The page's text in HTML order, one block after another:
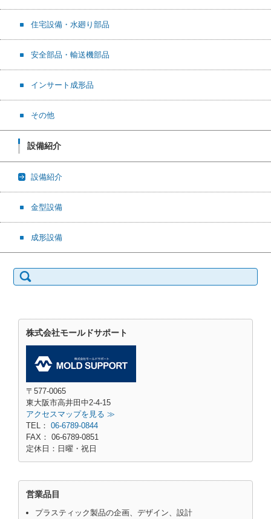
住宅設備・水廻り部品
安全部品・輸送機部品
インサート成形品
その他
設備紹介
設備紹介
金型設備
成形設備
検索:
株式会社モールドサポート
〒577-0065
東大阪市高井田中2-4-15
アクセスマップを見る ≫
TEL： 06-6789-0844
FAX： 06-6789-0851
定休日：日曜・祝日
営業品目
プラスティック製品の企画、デザイン、設計